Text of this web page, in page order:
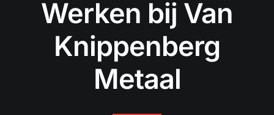
Werken bij Van
Knippenberg
Metaal